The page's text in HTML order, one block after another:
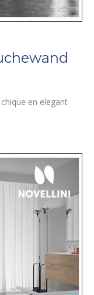
en elegant